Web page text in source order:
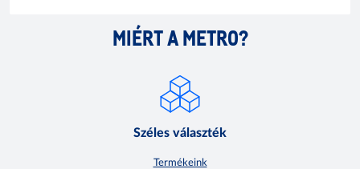
MIÉRT A METRO?
Széles választék
Termékeink